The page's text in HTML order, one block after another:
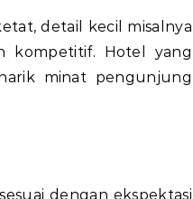
detail kecil misalnya
kompetitif. Hotel yang
minat pengunjung
dengan ekspektasi